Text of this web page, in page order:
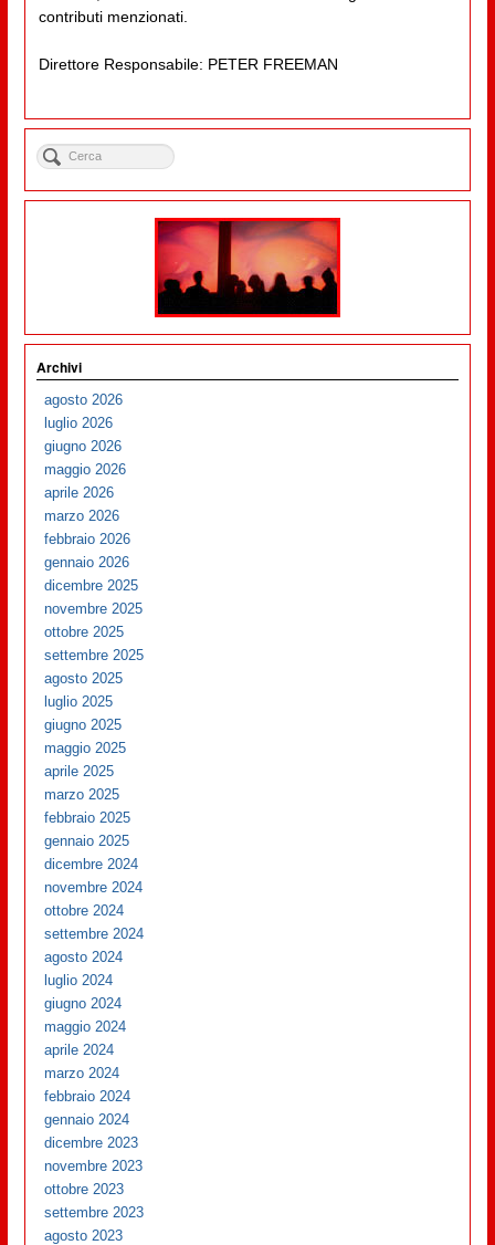
contributi menzionati.
Direttore Responsabile: PETER FREEMAN
Archivi
agosto 2026
luglio 2026
giugno 2026
maggio 2026
aprile 2026
marzo 2026
febbraio 2026
gennaio 2026
dicembre 2025
novembre 2025
ottobre 2025
settembre 2025
agosto 2025
luglio 2025
giugno 2025
maggio 2025
aprile 2025
marzo 2025
febbraio 2025
gennaio 2025
dicembre 2024
novembre 2024
ottobre 2024
settembre 2024
agosto 2024
luglio 2024
giugno 2024
maggio 2024
aprile 2024
marzo 2024
febbraio 2024
gennaio 2024
dicembre 2023
novembre 2023
ottobre 2023
settembre 2023
agosto 2023